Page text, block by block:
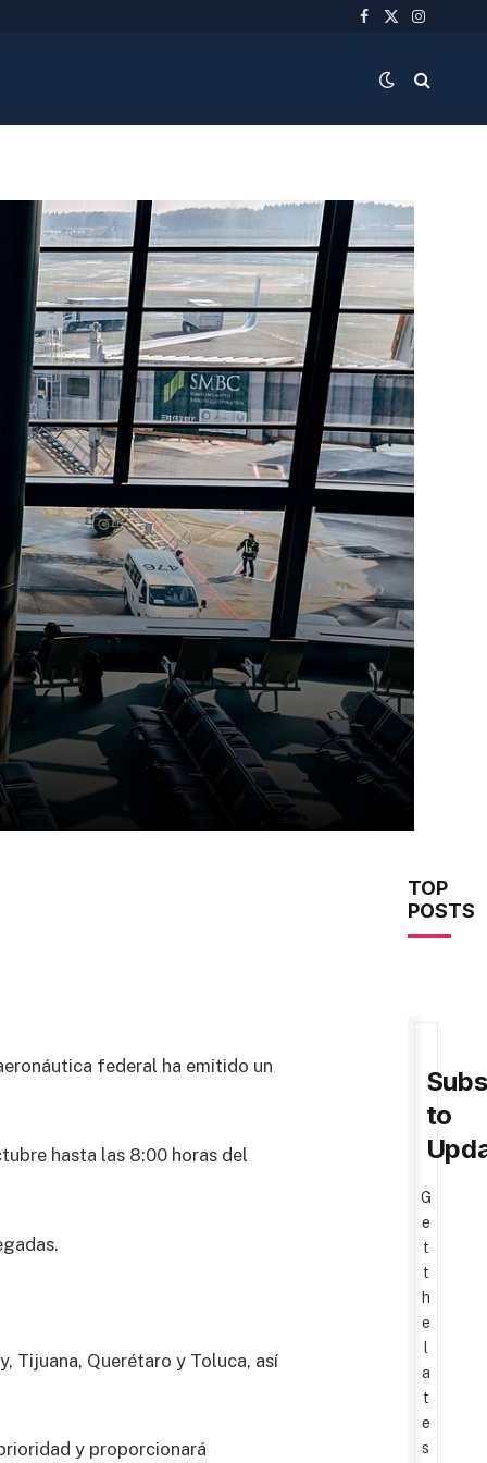
Facebook
X
federal ha emitido un
hasta las 8:00 horas del
Tijuana, Querétaro y Toluca, así
y proporcionará
TOP
POSTS
to
G
e
t
t
h
e
l
a
t
e
s